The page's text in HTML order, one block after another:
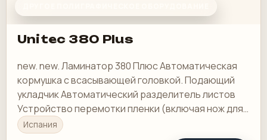
Unitec 380 Plus
new. new. Ламинатор 380 Плюс Автоматическая
кормушка с всасывающей головкой. Подающий
укладчик Автоматический разделитель листов
Устройство перемотки пленки (включая нож для
резки и перемотки)
Испания